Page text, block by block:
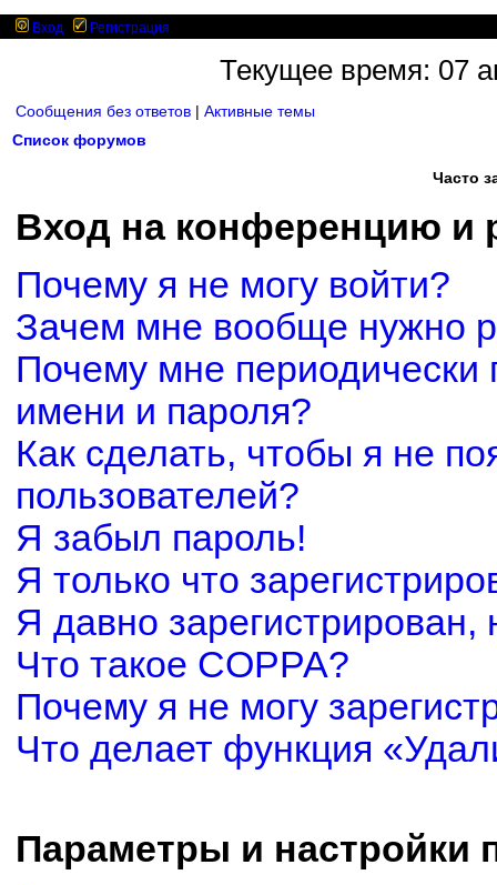
Вход Регистрация
Текущее время: 07
Сообщения без ответов | Активные темы
Список форумов
Часто
Вход на конференцию и
Почему я не могу войти?
Зачем мне вообще нужно
Почему мне периодически
имени и пароля?
Как сделать, чтобы я не
пользователей?
Я забыл пароль!
Я только что
Я давно
Что такое COPPA?
Почему я не могу
Что делает функция
Параметры и настройки